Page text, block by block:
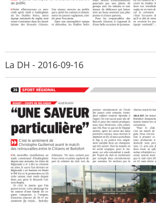
La DH - 2016-09-16